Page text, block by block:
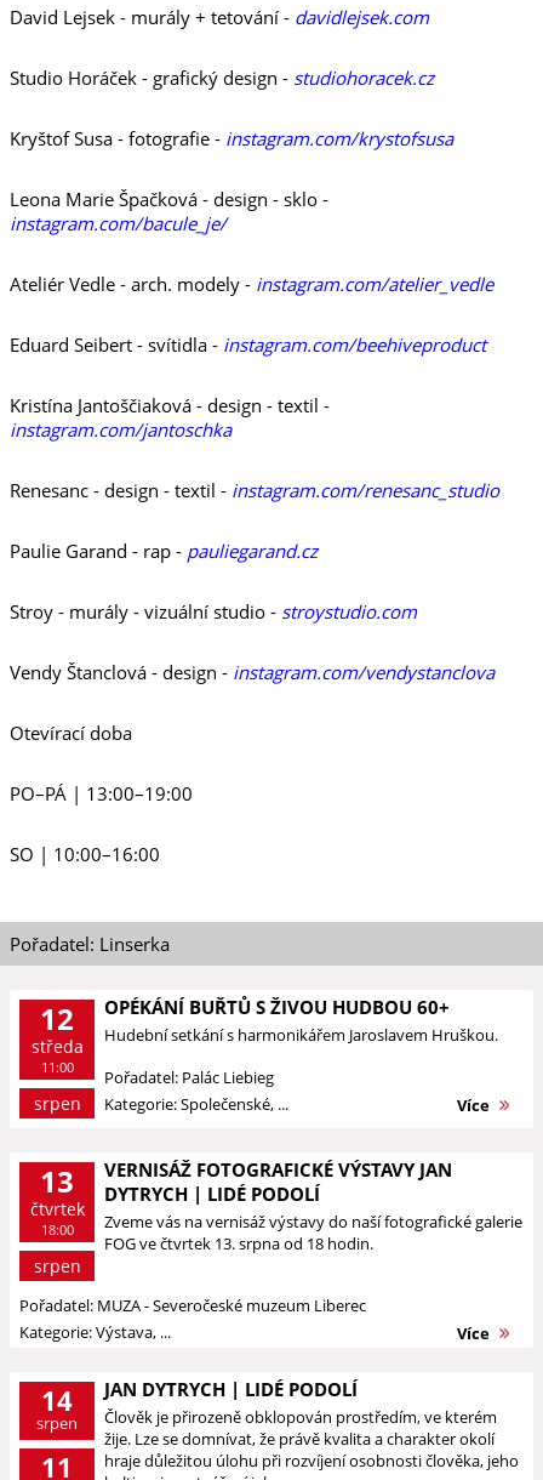
David Lejsek - murály + tetování - davidlejsek.com
Studio Horáček - grafický design - studiohoracek.cz
Kryštof Susa - fotografie - instagram.com/krystofsusa
Leona Marie Špačková - design - sklo -
instagram.com/bacule_je/
Ateliér Vedle - arch. modely - instagram.com/atelier_vedle
Eduard Seibert - svítidla - instagram.com/beehiveproduct
Kristína Jantoščiaková - design - textil -
instagram.com/jantoschka
Renesanc - design - textil - instagram.com/renesanc_studio
Paulie Garand - rap - pauliegarand.cz
Stroy - murály - vizuální studio - stroystudio.com
Vendy Štanclová - design - instagram.com/vendystanclova
Otevírací doba
PO–PÁ | 13:00–19:00
SO | 10:00–16:00
Pořadatel: Linserka
12
středa
11:00
srpen
OPÉKÁNÍ BUŘTŮ S ŽIVOU HUDBOU 60+
Hudební setkání s harmonikářem Jaroslavem Hruškou.
Pořadatel: Palác Liebieg
Kategorie: Společenské, ...
Více
13
čtvrtek
18:00
srpen
VERNISÁŽ FOTOGRAFICKÉ VÝSTAVY JAN
DYTRYCH | LIDÉ PODOLÍ
Zveme vás na vernisáž výstavy do naší fotografické galerie
FOG ve čtvrtek 13. srpna od 18 hodin.
Pořadatel: MUZA - Severočeské muzeum Liberec
Kategorie: Výstava, ...
Více
14
srpen
11
JAN DYTRYCH | LIDÉ PODOLÍ
Člověk je přirozeně obklopován prostředím, ve kterém
žije. Lze se domnívat, že právě kvalita a charakter okolí
hraje důležitou úlohu při rozvíjení osobnosti člověka, jeho